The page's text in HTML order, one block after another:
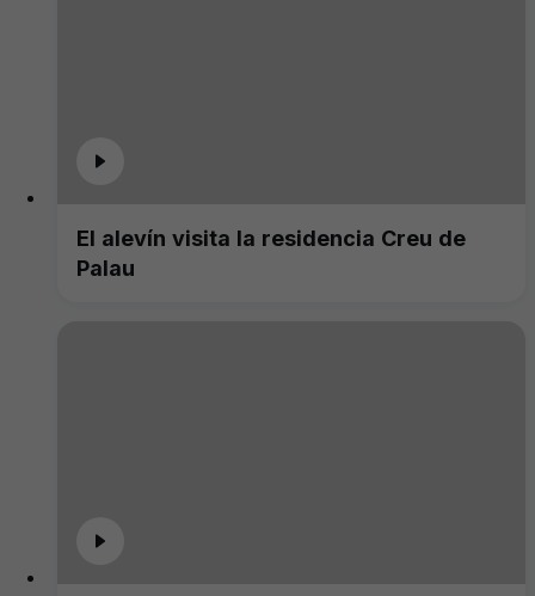
El alevín visita la residencia Creu de
Palau